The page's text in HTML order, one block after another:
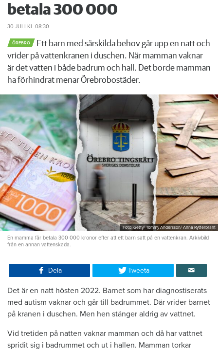
betala 300 000
30 JULI KL 08:30
ÖREBRO
Ett barn med särskilda behov går upp en natt och
vrider på vattenkranen i duschen. När mamman vaknar
är det vatten i både badrum och hall. Det borde mamman
ha förhindrat menar Örebrobostäder.
Foto: Getty/ Tommy Andersson/ Anna Rytterbrant
En mamma får betala 300 000 kronor efter att ett barn satt på en vattenkran. Arkivbild
från en annan vattenskada.
Dela Tweeta
Det är en natt hösten 2022. Barnet som har diagnostiserats
med autism vaknar och går till badrummet. Där vrider barnet
på kranen i duschen. Men hen stänger aldrig av vattnet.
Vid tretiden på natten vaknar mamman och då har vattnet
spridit sig i badrummet och ut i hallen. Mamman torkar